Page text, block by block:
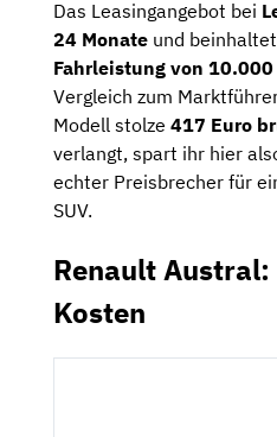
Das Leasingangebot bei
24 Monate und
Fahrleistung von
Vergleich zum
Modell stolze 417 Euro
verlangt, spart ihr hier
echter Preisbrecher für
SUV.
Renault Austral:
Kosten